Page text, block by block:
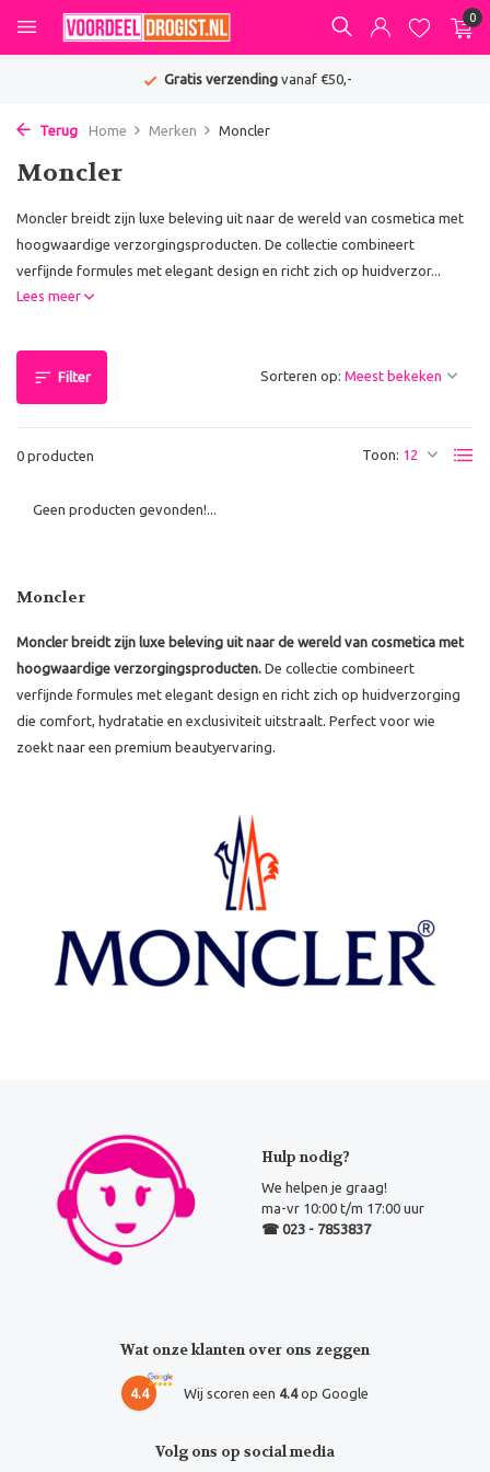
0
Gratis verzendingvanaf €50,-
Terug Home Merken Moncler
Moncler
Moncler breidt zijn luxe beleving uit naar de wereld van cosmetica met
hoogwaardige verzorgingsproducten. De collectie combineert
verfijnde formules met elegant design en richt zich op huidverzor...
Lees meer
Filter
0 producten Toon:
Sorteren op:
Geen producten gevonden!...
Moncler
Moncler breidt zijn luxe beleving uit naar de wereld van cosmetica met
hoogwaardige verzorgingsproducten. De collectie combineert
verfijnde formules met elegant design en richt zich op huidverzorging
die comfort, hydratatie en exclusiviteit uitstraalt. Perfect voor wie
zoekt naar een premium beautyervaring.
Hulp nodig?
We helpen je graag!
ma-vr 10:00 t/m 17:00 uur
☎ 023 - 7853837
Wat onze klanten over ons zeggen
4.4 Wij scoren een 4.4op Google
Volg ons op social media